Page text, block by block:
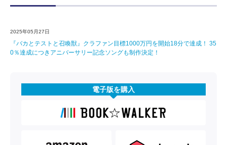
2025年05月27日
『バカとテストと召喚獣』クラファン目標1000万円を開始18分で達成！ 35
0％達成につきアニバーサリー記念ソングも制作決定！
電子版を購入